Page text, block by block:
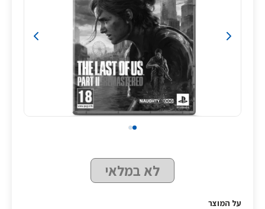
לא במלאי
על המוצר